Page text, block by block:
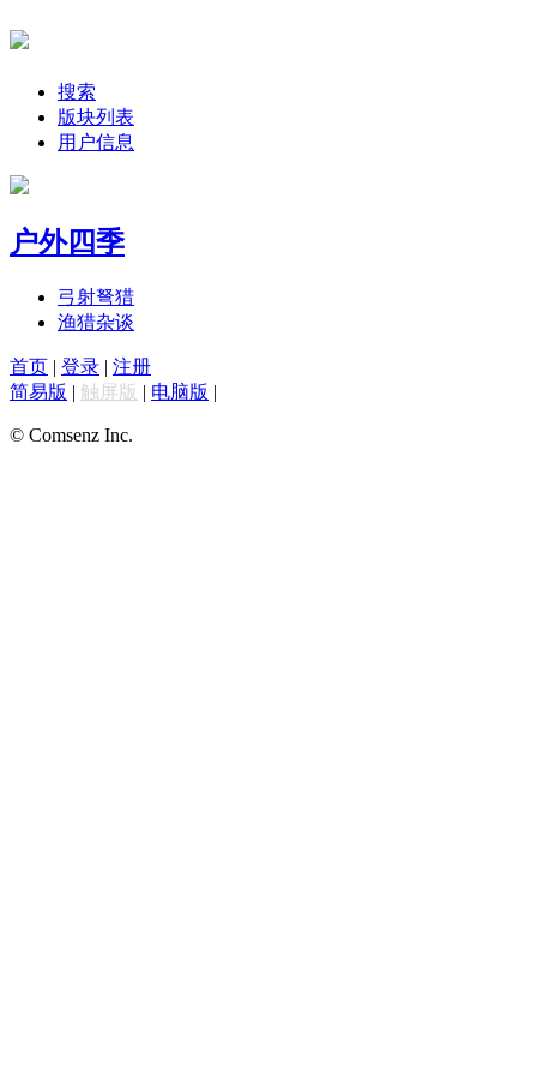
搜索
版块列表
用户信息
户外四季
弓射弩猎
渔猎杂谈
首页 | 登录 | 注册
简易版 | 触屏版 | 电脑版 |
© Comsenz Inc.